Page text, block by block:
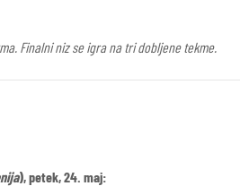
Finalni niz se igra na tri dobljene tekme.
), petek, 24. maj: